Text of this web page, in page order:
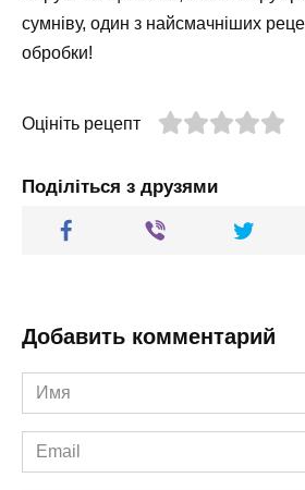
сумніву, один з найсмачніших
обробки!
Оцініть рецепт
Поділіться з друзями
Добавить комментарий
Имя
*
Email
*